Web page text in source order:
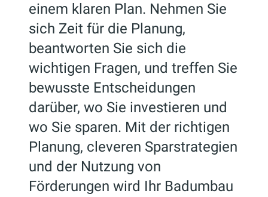
einem klaren Plan. Nehmen Sie
sich Zeit für die Planung,
beantworten Sie sich die
wichtigen Fragen, und treffen Sie
bewusste Entscheidungen
darüber, wo Sie investieren und
wo Sie sparen. Mit der richtigen
Planung, cleveren Sparstrategien
und der Nutzung von
Förderungen wird Ihr Badumbau